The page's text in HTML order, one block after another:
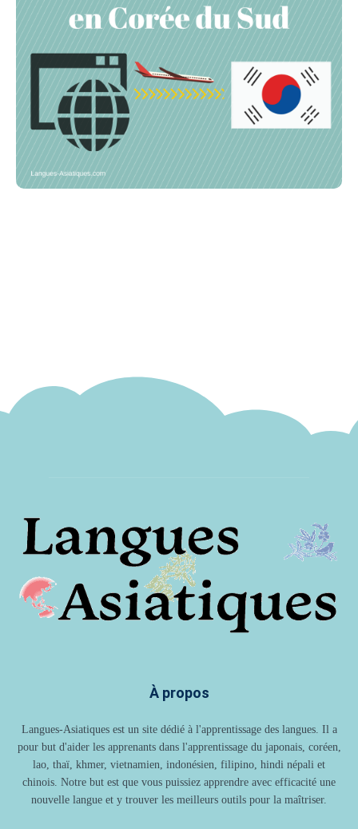
À propos
Langues-Asiatiques est un site dédié à l'apprentissage des langues. Il a
pour but d'aider les apprenants dans l'apprentissage du japonais, coréen,
lao, thaï, khmer, vietnamien, indonésien, filipino, hindi népali et
chinois. Notre but est que vous puissiez apprendre avec efficacité une
nouvelle langue et y trouver les meilleurs outils pour la maîtriser.